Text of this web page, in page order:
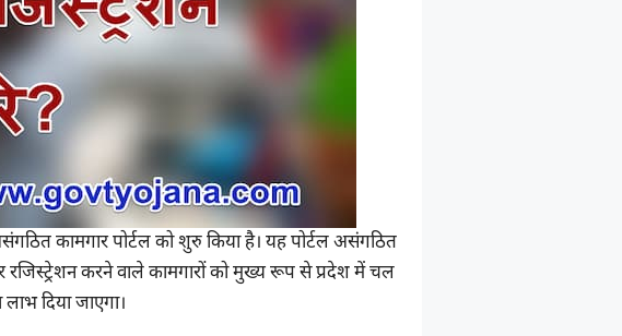
कामगार पोर्टल को शुरु किया है। यह पोर्टल असंगठित
रजिस्ट्रेशन करने वाले कामगारों को मुख्य रूप से प्रदेश में चल
दिया जाएगा।